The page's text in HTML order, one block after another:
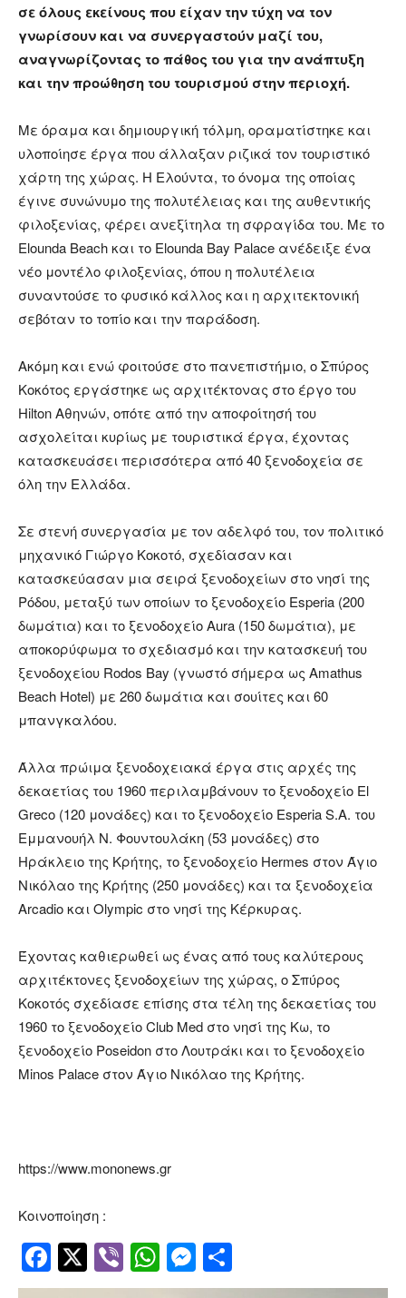
σε όλους εκείνους που είχαν την τύχη να τον
γνωρίσουν και να συνεργαστούν μαζί του,
αναγνωρίζοντας το πάθος του για την ανάπτυξη
και την προώθηση του τουρισμού στην περιοχή.
Με όραμα και δημιουργική τόλμη, οραματίστηκε και
υλοποίησε έργα που άλλαξαν ριζικά τον τουριστικό
χάρτη της χώρας. Η Ελούντα, το όνομα της οποίας
έγινε συνώνυμο της πολυτέλειας και της αυθεντικής
φιλοξενίας, φέρει ανεξίτηλα τη σφραγίδα του. Με το
Elounda Beach και το Elounda Bay Palace ανέδειξε ένα
νέο μοντέλο φιλοξενίας, όπου η πολυτέλεια
συναντούσε το φυσικό κάλλος και η αρχιτεκτονική
σεβόταν το τοπίο και την παράδοση.
Ακόμη και ενώ φοιτούσε στο πανεπιστήμιο, ο Σπύρος
Κοκότος εργάστηκε ως αρχιτέκτονας στο έργο του
Hilton Αθηνών, οπότε από την αποφοίτησή του
ασχολείται κυρίως με τουριστικά έργα, έχοντας
κατασκευάσει περισσότερα από 40 ξενοδοχεία σε
όλη την Ελλάδα.
Σε στενή συνεργασία με τον αδελφό του, τον πολιτικό
μηχανικό Γιώργο Κοκοτό, σχεδίασαν και
κατασκεύασαν μια σειρά ξενοδοχείων στο νησί της
Ρόδου, μεταξύ των οποίων το ξενοδοχείο Esperia (200
δωμάτια) και το ξενοδοχείο Aura (150 δωμάτια), με
αποκορύφωμα το σχεδιασμό και την κατασκευή του
ξενοδοχείου Rodos Bay (γνωστό σήμερα ως Amathus
Beach Hotel) με 260 δωμάτια και σουίτες και 60
μπανγκαλόου.
Άλλα πρώιμα ξενοδοχειακά έργα στις αρχές της
δεκαετίας του 1960 περιλαμβάνουν το ξενοδοχείο El
Greco (120 μονάδες) και το ξενοδοχείο Esperia S.A. του
Εμμανουήλ Ν. Φουντουλάκη (53 μονάδες) στο
Ηράκλειο της Κρήτης, το ξενοδοχείο Hermes στον Άγιο
Νικόλαο της Κρήτης (250 μονάδες) και τα ξενοδοχεία
Arcadio και Olympic στο νησί της Κέρκυρας.
Έχοντας καθιερωθεί ως ένας από τους καλύτερους
αρχιτέκτονες ξενοδοχείων της χώρας, ο Σπύρος
Κοκοτός σχεδίασε επίσης στα τέλη της δεκαετίας του
1960 το ξενοδοχείο Club Med στο νησί της Κω, το
ξενοδοχείο Poseidon στο Λουτράκι και το ξενοδοχείο
Minos Palace στον Άγιο Νικόλαο της Κρήτης.
https://www.mononews.gr
Κοινοποίηση :
Facebook
Twitter
ViberWhatsApp
Messenger